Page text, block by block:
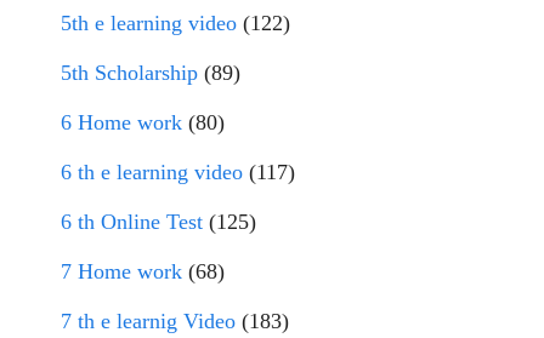
5th e learning video (122)
5th Scholarship (89)
6 Home work (80)
6 th e learning video (117)
6 th Online Test (125)
7 Home work (68)
7 th e learnig Video (183)